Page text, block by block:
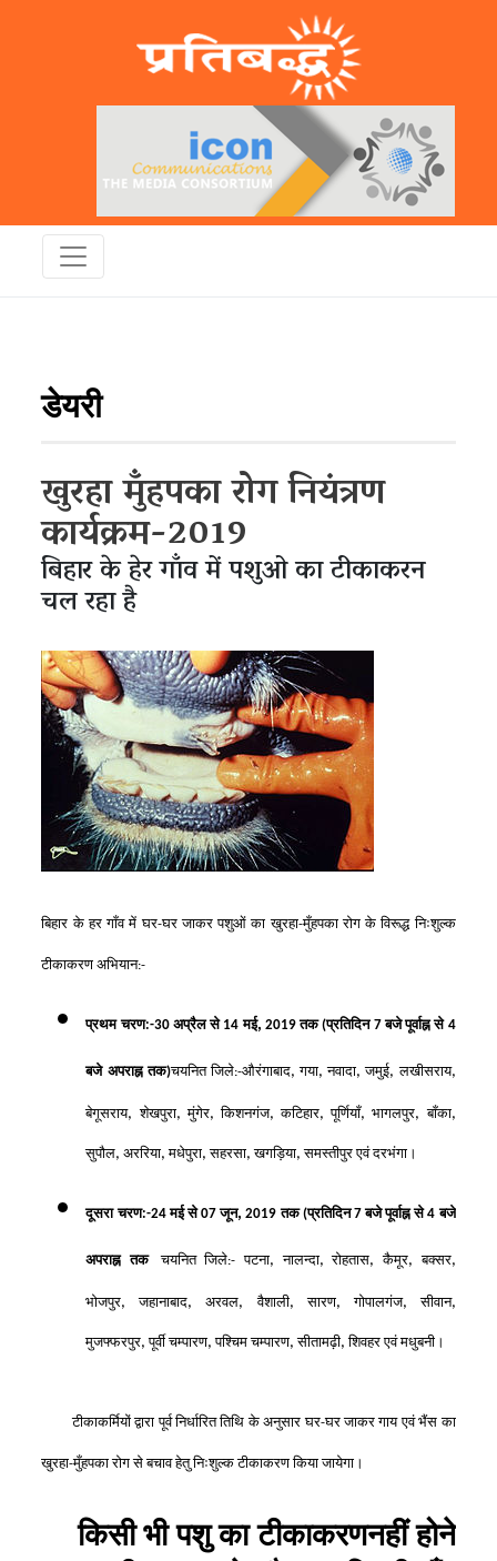
डेयरी
खुरहा मुँहपका रोग नियंत्रण
कार्यक्रम-2019
बिहार के हेर गाँव में पशुओ का टीकाकरन
चल रहा है
बिहार के हर गाँव में घर-घर जाकर पशुओं का खुरहा-मुँहपका रोग के विरूद्ध निःशुल्क
टीकाकरण अभियान:-
प्रथम चरण:-30 अप्रैल से 14 मई, 2019 तक (प्रतिदिन 7 बजे पूर्वाह्न से 4
बजे अपराह्न तक)चयनित जिले:-औरंगाबाद,गया,नवादा,जमुई,लखीसराय,
बेगूसराय,शेखपुरा,मुंगेर,किशनगंज,कटिहार,पूर्णियाँ,भागलपुर,बाँका,
सुपौल,अररिया,मधेपुरा,सहरसा,खगड़िया,समस्तीपुर एवं दरभंगा।
दूसरा चरण:-24 मई से 07 जून,2019 तक (प्रतिदिन 7 बजे पूर्वाह्न से 4 बजे
अपराह्न तक चयनित जिले:- पटना,नालन्दा,रोहतास,कैमूर,बक्सर,
भोजपुर,जहानाबाद,अरवल,वैशाली,सारण,गोपालगंज,सीवान,
मुजफ्फरपुर,पूर्वी चम्पारण,पश्चिम चम्पारण,सीतामढ़ी,शिवहर एवं मधुबनी।
टीकाकर्मियों द्वारा पूर्व निर्धारित तिथि के अनुसार घर-घर जाकर गाय एवं भैंस का
खुरहा-मुँहपका रोग से बचाव हेतु निःशुल्क टीकाकरण किया जायेगा।
किसी भी पशु का टीकाकरणनहीं होने